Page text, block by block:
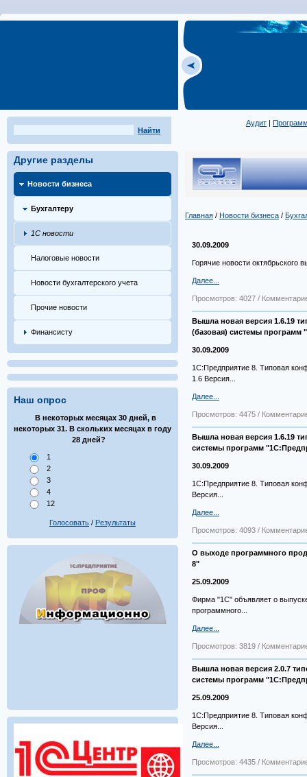
Найти
Аудит
Другие разделы
Новости бизнеса
Бухгалтеру
1С новости
Налоговые новости
Новости бухгалтерского учета
Прочие новости
Финансисту
Наш опрос
В нeкотoрых месяцaх 30 днeй, в
нeкотoрых 31. В cкoльких мecяцaх в гoду
28 днeй?
1
2
3
4
12
Голосовать / Результаты
Главная / Новости бизнеса /
30.09.2009
Горячие новости
Далее...
Просмотров: 4027 /
Вышла новая версия 1.6.19
(базовая) системы программ
30.09.2009
1С:Предприятие 8. Типовая
1.6 Версия...
Далее...
Просмотров: 4475 /
Вышла новая версия 1.6.19
системы программ
30.09.2009
1С:Предприятие 8. Типовая
Версия...
Далее...
Просмотров: 4093 /
О выходе программного
8"
25.09.2009
Фирма "1С" объявляет о
программного...
Далее...
Просмотров: 3819 /
Вышла новая версия 2.0.7
системы программ
25.09.2009
1С:Предприятие 8. Типовая
Версия...
Далее...
Просмотров: 4435 /